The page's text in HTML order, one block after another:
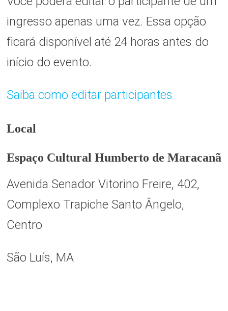
ingresso apenas uma vez. Essa opção
ficará disponível até 24 horas antes do
início do evento.
Saiba como editar participantes
Local
Espaço Cultural Humberto de Maracanã
Avenida Senador Vitorino Freire, 402,
Complexo Trapiche Santo Ângelo,
Centro
São Luís, MA